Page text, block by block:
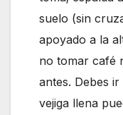
suelo (sin
apoyado a la
no tomar café
antes. Debes
vejiga llena